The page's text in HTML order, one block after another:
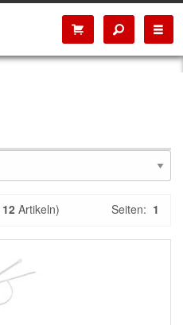
12 Artikeln) Seiten: 1